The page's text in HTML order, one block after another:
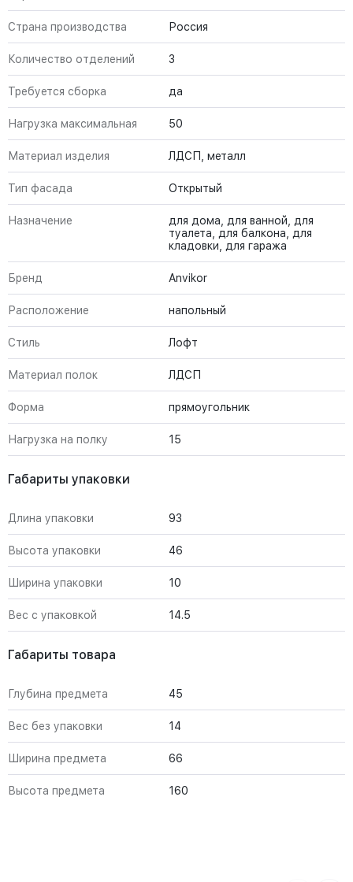
Страна производства Россия
Количество отделений 3
Требуется сборка да
Нагрузка максимальная 50
Материал изделия ЛДСП, металл
Тип фасада Открытый
Назначение
для дома, для ванной, для
туалета, для балкона, для
кладовки, для гаража
Бренд Anvikor
Расположение напольный
Стиль Лофт
Материал полок ЛДСП
Форма прямоугольник
Нагрузка на полку 15
Габариты упаковки
Длина упаковки 93
Высота упаковки 46
Ширина упаковки 10
Вес с упаковкой 14.5
Габариты товара
Глубина предмета 45
Вес без упаковки 14
Ширина предмета 66
Высота предмета 160